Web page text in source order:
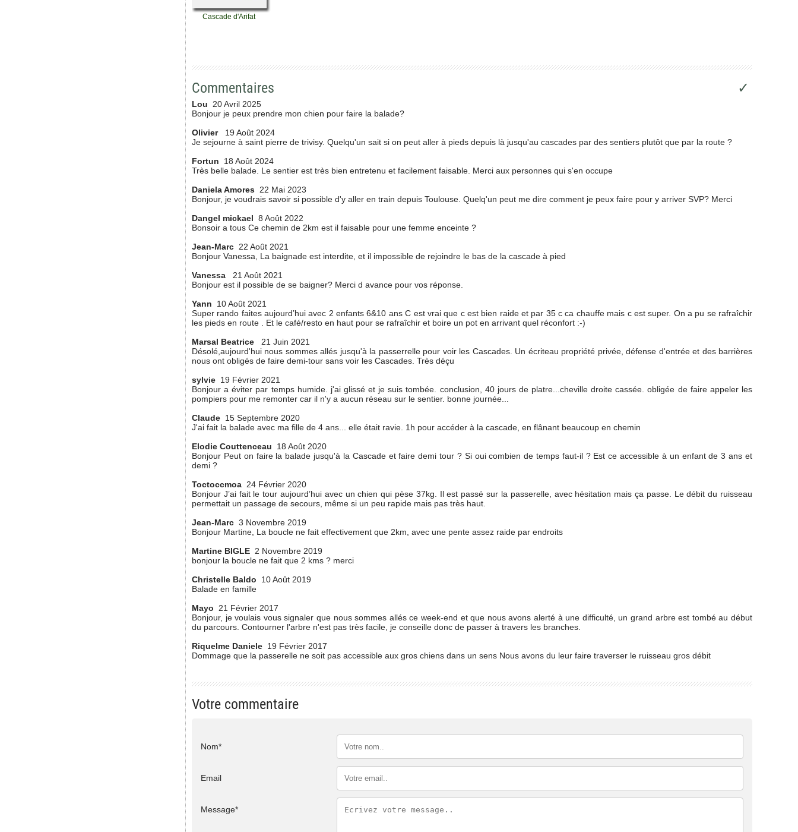
Cascade d'Arifat
Commentaires ✓
Lou
20 Avril 2025
Bonjour je peux prendre mon chien pour faire la balade?
Olivier
19 Août 2024
Je sejourne à saint pierre de trivisy. Quelqu'un sait si on peut aller à pieds depuis là jusqu'au cascades par des sentiers plutôt que par la route ?
Fortun
18 Août 2024
Très belle balade. Le sentier est très bien entretenu et facilement faisable. Merci aux personnes qui s'en occupe
Daniela Amores 22 Mai 2023
Bonjour, je voudrais savoir si possible d'y aller en train depuis Toulouse. Quelq'un peut me dire comment je peux faire pour y arriver SVP? Merci
Dangel mickael 8 Août 2022
Bonsoir a tous Ce chemin de 2km est il faisable pour une femme enceinte ?
Jean-Marc 22 Août 2021
Bonjour Vanessa, La baignade est interdite, et il impossible de rejoindre le bas de la cascade à pied
Vanessa
21 Août 2021
Bonjour est il possible de se baigner? Merci d avance pour vos réponse.
Yann
10 Août 2021
Super rando faites aujourd’hui avec 2 enfants 6&10 ans C est vrai que c est bien raide et par 35 c ca chauffe mais c est super. On a pu se rafraîchir
les pieds en route . Et le café/resto en haut pour se rafraîchir et boire un pot en arrivant quel réconfort :-)
Marsal Beatrice
21 Juin 2021
Désolé,aujourd'hui nous sommes allés jusqu'à la passerrelle pour voir les Cascades. Un écriteau propriété privée, défense d'entrée et des barrières
nous ont obligés de faire demi-tour sans voir les Cascades. Très déçu
sylvie 19 Février 2021
Bonjour a éviter par temps humide. j'ai glissé et je suis tombée. conclusion, 40 jours de platre...cheville droite cassée. obligée de faire appeler les
pompiers pour me remonter car il n'y a aucun réseau sur le sentier. bonne journée...
Claude 15 Septembre 2020
J'ai fait la balade avec ma fille de 4 ans... elle était ravie. 1h pour accéder à la cascade, en flânant beaucoup en chemin
Elodie Couttenceau
18 Août 2020
Bonjour Peut on faire la balade jusqu'à la Cascade et faire demi tour ? Si oui combien de temps faut-il ? Est ce accessible à un enfant de 3 ans et
demi ?
Toctoccmoa 24 Février 2020
Bonjour J’ai fait le tour aujourd’hui avec un chien qui pèse 37kg. Il est passé sur la passerelle, avec hésitation mais ça passe. Le débit du ruisseau
permettait un passage de secours, même si un peu rapide mais pas très haut.
Jean-Marc 3 Novembre 2019
Bonjour Martine, La boucle ne fait effectivement que 2km, avec une pente assez raide par endroits
Martine BIGLE 2 Novembre 2019
bonjour la boucle ne fait que 2 kms ? merci
Christelle Baldo
10 Août 2019
Balade en famille
Mayo
21 Février 2017
Bonjour, je voulais vous signaler que nous sommes allés ce week-end et que nous avons alerté à une difficulté, un grand arbre est tombé au début
du parcours. Contourner l'arbre n'est pas très facile, je conseille donc de passer à travers les branches.
Riquelme Daniele 19 Février 2017
Dommage que la passerelle ne soit pas accessible aux gros chiens dans un sens Nous avons du leur faire traverser le ruisseau gros débit
Votre commentaire
Nom*
Email
Message*